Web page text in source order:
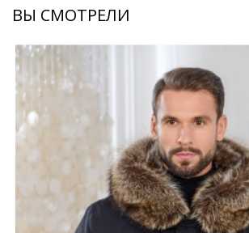
ВЫ СМОТРЕЛИ